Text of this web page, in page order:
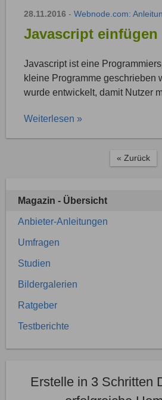
28.11.2016 - Webnode.com:
Javascript einfügen
Javascript ist eine
kleine Programme geschrieben
wurde entwickelt, damit Nutzer
Weiterlesen »
« Zurück
Magazin - Übersicht
Anbieter-Anleitungen
Umfragen
Studien
Bildergalerien
Ratgeber
Testberichte
Erstelle in 3 Schritten